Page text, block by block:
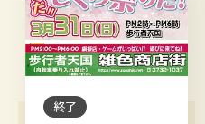
終了